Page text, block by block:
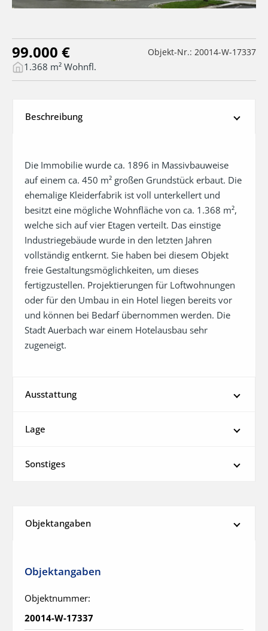
99.000 € Objekt-Nr.: 20014-W-17337
1.368 m² Wohnfl.
Beschreibung
Die Immobilie wurde ca. 1896 in Massivbauweise
auf einem ca. 450 m² großen Grundstück erbaut. Die
ehemalige Kleiderfabrik ist voll unterkellert und
besitzt eine mögliche Wohnfläche von ca. 1.368 m²,
welche sich auf vier Etagen verteilt. Das einstige
Industriegebäude wurde in den letzten Jahren
vollständig entkernt. Sie haben bei diesem Objekt
freie Gestaltungsmöglichkeiten, um dieses
fertigzustellen. Projektierungen für Loftwohnungen
oder für den Umbau in ein Hotel liegen bereits vor
und können bei Bedarf übernommen werden. Die
Stadt Auerbach war einem Hotelausbau sehr
zugeneigt.
Ausstattung
Lage
Sonstiges
Objektangaben
Objektangaben
Objektnummer:
20014-W-17337